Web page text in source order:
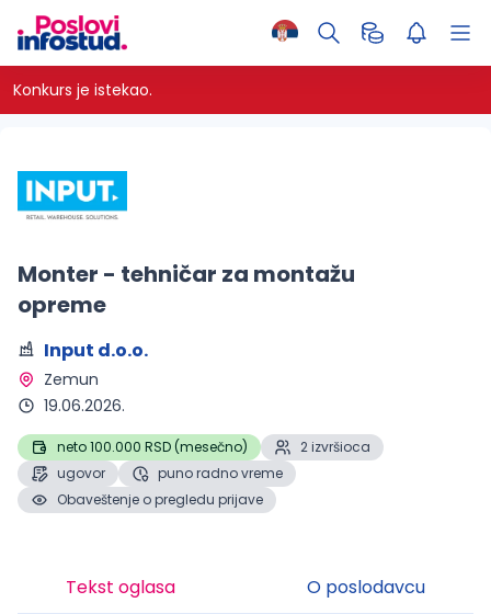
Konkurs je istekao.
Monter - tehničar za montažu
opreme
Input d.o.o.
Zemun
19.06.2026.
neto 100.000 RSD (mesečno)
2 izvršioca
ugovor
puno radno vreme
Obaveštenje o pregledu prijave
Tekst oglasa O poslodavcu